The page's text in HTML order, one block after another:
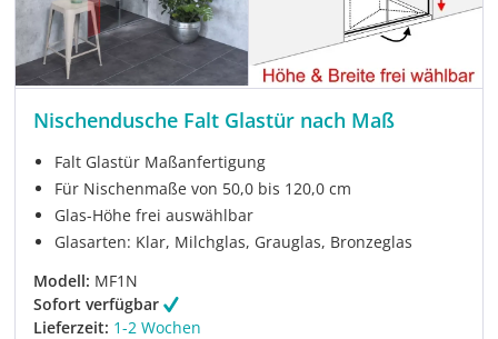
Nischendusche Falt Glastür nach Maß
Falt Glastür Maßanfertigung
Für Nischenmaße von 50,0 bis 120,0 cm
Glas-Höhe frei auswählbar
Glasarten: Klar, Milchglas, Grauglas, Bronzeglas
Modell: MF1N
Sofort verfügbar
Lieferzeit: 1-2 Wochen